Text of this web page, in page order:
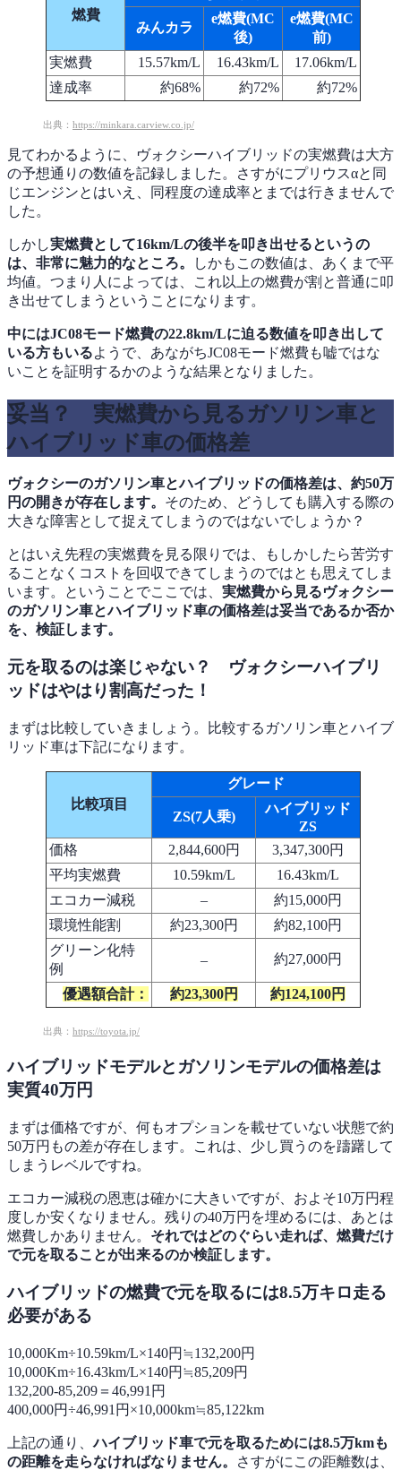
燃費
みんカラ
e燃費(MC
後)
e燃費(MC
前)
実燃費
15.57km/L 16.43km/L
17.06km/L
達成率
約68% 約72% 約72%
出典： https://minkara.carview.co.jp/
見てわかるように、ヴォクシーハイブリッドの実燃費は大方
の予想通りの数値を記録しました。さすがにプリウスαと同
じエンジンとはいえ、同程度の達成率とまでは行きませんで
した。
しかし実燃費として16km/Lの後半を叩き出せるというの
は、非常に魅力的なところ。
しかもこの数値は、あくまで平
均値。つまり人によっては、これ以上の燃費が割と普通に叩
き出せてしまうということになります。
中にはJC08モード燃費の22.8km/Lに迫る数値を叩き出して
いる方もいるようで、あながちJC08モード燃費も嘘ではな
いことを証明するかのような結果となりました。
妥当？ 実燃費から見るガソリン車と
ハイブリッド車の価格差
ヴォクシーのガソリン車とハイブリッドの価格差は、約50万
円の開きが存在します。 そのため、どうしても購入する際の
大きな障害として捉えてしまうのではないでしょうか？
とはいえ先程の実燃費を見る限りでは、もしかしたら苦労す
ることなくコストを回収できてしまうのではとも思えてしま
います。ということでここでは、 実燃費から見るヴォクシー
のガソリン車とハイブリッド車の価格差は妥当であるか否か
を、検証します。
元を取るのは楽じゃない？ ヴォクシーハイブリ
ッドはやはり割高だった！
まずは比較していきましょう。比較するガソリン車とハイブ
リッド車は下記になります。
比較項目
グレード
ZS(7人乗)
ハイブリッド
ZS
価格
2,844,600円
3,347,300円
平均実燃費
10.59km/L
16.43km/L
エコカー減税
–
約15,000円
環境性能割
約23,300円
約82,100円
グリーン化特
例
– 約27,000円
優遇額合計： 約23,300円 約124,100円
出典： https://toyota.jp/
ハイブリッドモデルとガソリンモデルの価格差は
実質40万円
まずは価格ですが、何もオプションを載せていない状態で約
50万円もの差が存在します。これは、少し買うのを躊躇して
しまうレベルですね。
エコカー減税の恩恵は確かに大きいですが、およそ10万円程
度しか安くなりません。残りの40万円を埋めるには、あとは
燃費しかありません。 それではどのぐらい走れば、燃費だけ
で元を取ることが出来るのか検証します。
ハイブリッドの燃費で元を取るには8.5万キロ走る
必要がある
10,000Km÷10.59km/L×140円≒132,200円
10,000Km÷16.43km/L×140円≒85,209円
132,200-85,209＝46,991円
400,000円÷46,991円×10,000km≒85,122km
上記の通り、ハイブリッド車で元を取るためには8.5万kmも
の距離を走らなければなりません。
さすがにこの距離数は、